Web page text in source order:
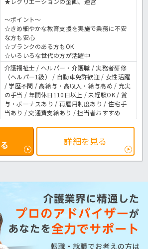
～ポイント～
☆きめ細やかな教育支援を実施で業務に不安
な方も安心
☆ブランクのある方もOK
☆いろいろな世代の方が活躍中
介護福祉士 / ヘルパー・介護職 / 実務者研修
（ヘルパー1級） / 自動車免許歓迎 / 女性活躍
/ 学歴不問 / 高給与・高収入・給与高め / 充実
の手当 / 年間休日110日以上 / 未経験OK / 賞
与・ボーナスあり / 再雇用制度あり / 住宅手
当あり / 交通費支給あり / 担当者おすすめ
詳細を見る